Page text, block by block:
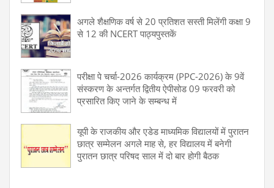
अगले शैक्षणिक वर्ष से 20 प्रतिशत सस्ती मिलेंगी कक्षा 9
से 12 की NCERT पाठ्यपुस्तकें
परीक्षा पे चर्चा-2026 कार्यक्रम (PPC-2026) के 9वें
संस्करण के अन्तर्गत द्वितीय ऐपीसोड 09 फरवरी को
प्रसारित किए जाने के सम्बन्ध में
यूपी के राजकीय और एडेड माध्यमिक विद्यालयों में पुरातन
छात्र सम्मेलन अगले माह से, हर विद्यालय में बनेगी
पुरातन छात्र परिषद साल में दो बार होगी बैठक